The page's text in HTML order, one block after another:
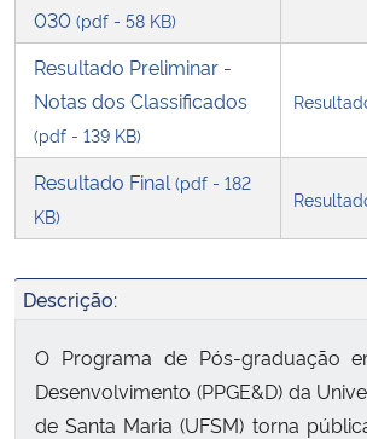
030 (pdf - 58 KB)
Resultado Preliminar -
Notas dos Classificados
(pdf - 139 KB)
Resultado Final (pdf - 182
KB)
Descrição:
O Programa de Pós-graduação
Desenvolvimento (PPGE&D) da
de Santa Maria (UFSM) torna